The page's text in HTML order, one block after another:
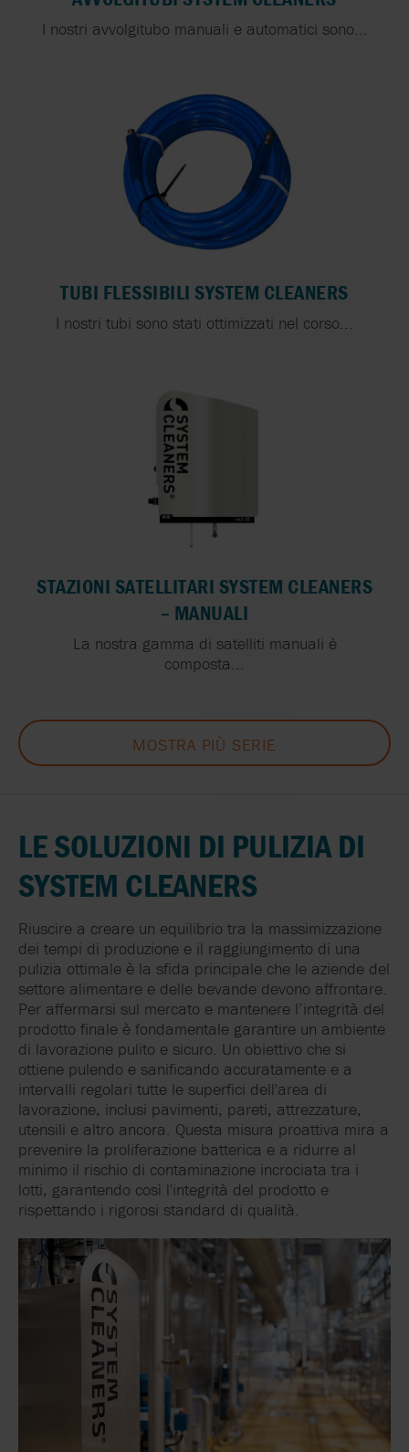
I nostri avvolgitubo manuali e automatici sono...
TUBI FLESSIBILI SYSTEM CLEANERS
I nostri tubi sono stati ottimizzati nel corso...
STAZIONI SATELLITARI SYSTEM CLEANERS
– MANUALI
La nostra gamma di satelliti manuali è
composta...
MOSTRA PIÙ SERIE
LE SOLUZIONI DI PULIZIA DI
SYSTEM CLEANERS
Riuscire a creare un equilibrio tra la massimizzazione
dei tempi di produzione e il raggiungimento di una
pulizia ottimale è la sfida principale che le aziende del
settore alimentare e delle bevande devono affrontare.
Per affermarsi sul mercato e mantenere l’integrità del
prodotto finale è fondamentale garantire un ambiente
di lavorazione pulito e sicuro. Un obiettivo che si
ottiene pulendo e sanificando accuratamente e a
intervalli regolari tutte le superfici dell'area di
lavorazione, inclusi pavimenti, pareti, attrezzature,
utensili e altro ancora. Questa misura proattiva mira a
prevenire la proliferazione batterica e a ridurre al
minimo il rischio di contaminazione incrociata tra i
lotti, garantendo così l'integrità del prodotto e
rispettando i rigorosi standard di qualità.